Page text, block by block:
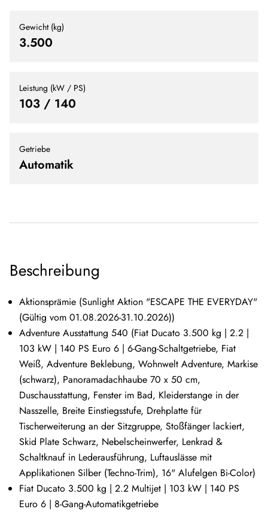
Gewicht (kg)
3.500
Leistung (kW / PS)
103 / 140
Getriebe
Automatik
Beschreibung
Aktionsprämie (Sunlight Aktion "ESCAPE THE EVERYDAY"
(Gültig vom 01.08.2026-31.10.2026))
Adventure Ausstattung 540 (Fiat Ducato 3.500 kg | 2.2 |
103 kW | 140 PS Euro 6 | 6-Gang-Schaltgetriebe, Fiat
Weiß, Adventure Beklebung, Wohnwelt Adventure, Markise
(schwarz), Panoramadachhaube 70 x 50 cm,
Duschausstattung, Fenster im Bad, Kleiderstange in der
Nasszelle, Breite Einstiegsstufe, Drehplatte für
Tischerweiterung an der Sitzgruppe, Stoßfänger lackiert,
Skid Plate Schwarz, Nebelscheinwerfer, Lenkrad &
Schaltknauf in Lederausführung, Luftauslässe mit
Applikationen Silber (Techno-Trim), 16" Alufelgen Bi-Color)
Fiat Ducato 3.500 kg | 2.2 Multijet | 103 kW | 140 PS
Euro 6 | 8-Gang-Automatikgetriebe